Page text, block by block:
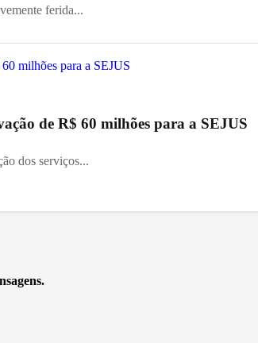
ferida...
de R$ 60 milhões para a SEJUS
dos serviços...